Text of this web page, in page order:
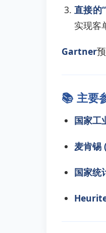
直接的
实现客
Gartner
📚 主要
国家工
麦肯锡
国家统